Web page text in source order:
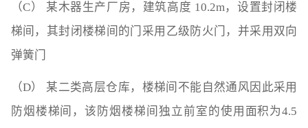
（C） 某木器生产厂房，建筑高度 10.2m，设置封闭楼
梯间，其封闭楼梯间的门采用乙级防火门，并采用双向
弹簧门
（D） 某二类高层仓库，楼梯间不能自然通风因此采用
防烟楼梯间，该防烟楼梯间独立前室的使用面积为4.5